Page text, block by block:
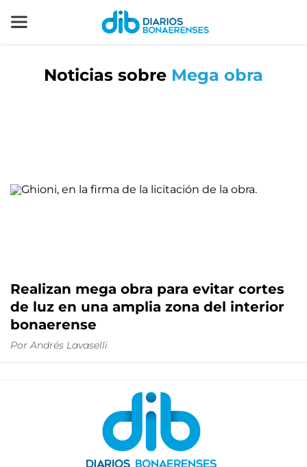
Noticias sobre Mega obra
Realizan mega obra para evitar cortes
de luz en una amplia zona del interior
bonaerense
Por Andrés Lavaselli